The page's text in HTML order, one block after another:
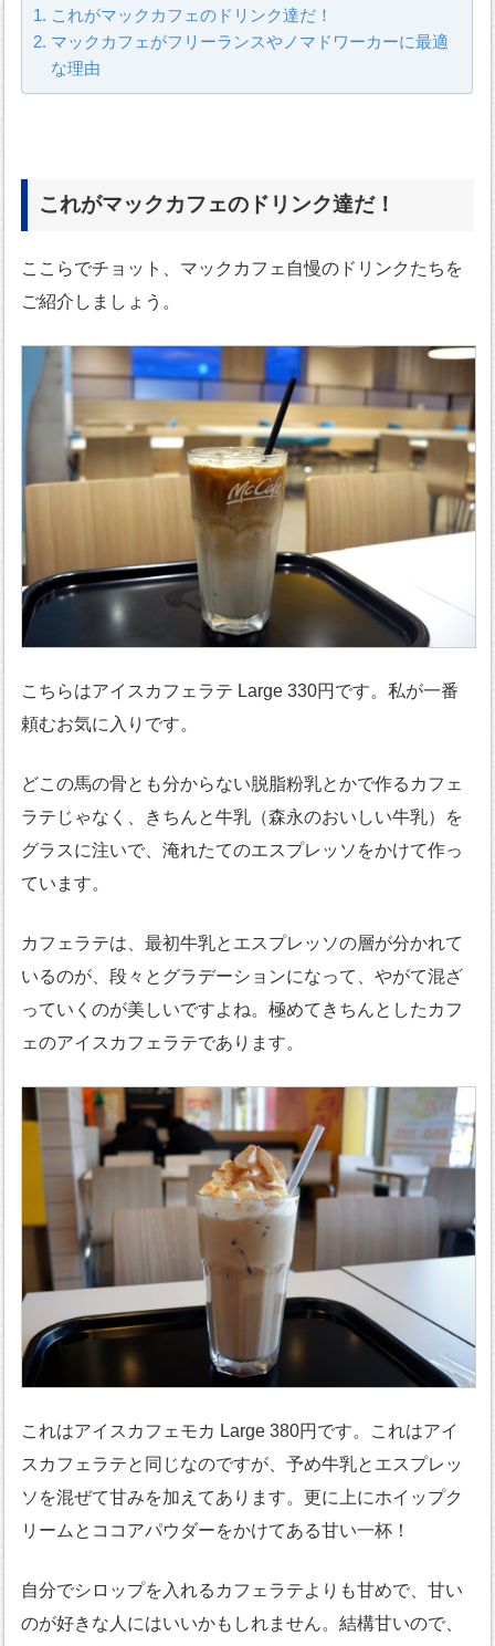
これがマックカフェのドリンク達だ！
マックカフェがフリーランスやノマドワーカーに最適
な理由
これがマックカフェのドリンク達だ！
ここらでチョット、マックカフェ自慢のドリンクたちを
ご紹介しましょう。
こちらはアイスカフェラテ Large 330円です。私が一番
頼むお気に入りです。
どこの馬の骨とも分からない脱脂粉乳とかで作るカフェ
ラテじゃなく、きちんと牛乳（森永のおいしい牛乳）を
グラスに注いで、淹れたてのエスプレッソをかけて作っ
ています。
カフェラテは、最初牛乳とエスプレッソの層が分かれて
いるのが、段々とグラデーションになって、やがて混ざ
っていくのが美しいですよね。極めてきちんとしたカフ
ェのアイスカフェラテであります。
これはアイスカフェモカ Large 380円です。これはアイ
スカフェラテと同じなのですが、予め牛乳とエスプレッ
ソを混ぜて甘みを加えてあります。更に上にホイップク
リームとココアパウダーをかけてある甘い一杯！
自分でシロップを入れるカフェラテよりも甘めで、甘い
のが好きな人にはいいかもしれません。結構甘いので、